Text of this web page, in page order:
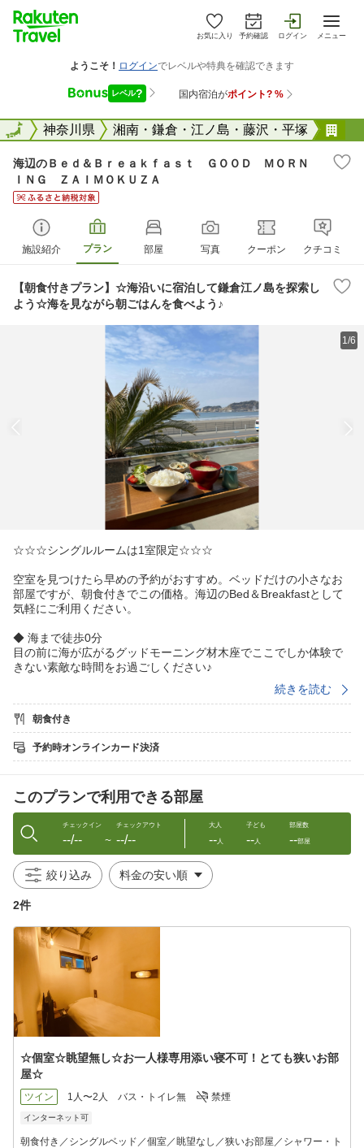
お気に入り 予約確認 ログイン メニュー
全国神奈川県 湘南・鎌倉・江ノ島・藤沢・平塚
全国
海辺のＢｅｄ＆Ｂｒｅａｋｆａｓｔ ＧＯＯＤ ＭＯＲＮ
ＩＮＧ ＺＡＩＭＯＫＵＺＡ
施設紹介 プラン 部屋 写真 クーポン クチコミ
【朝食付きプラン】☆海沿いに宿泊して鎌倉江ノ島を探索し
よう☆海を見ながら朝ごはんを食べよう♪
1/6
☆☆☆シングルルームは1室限定☆☆☆
空室を見つけたら早めの予約がおすすめ。ベッドだけの小さなお
部屋ですが、朝食付きでこの価格。海辺のBed＆Breakfastとして
気軽にご利用ください。
◆ 海まで徒歩0分
目の前に海が広がるグッドモーニング材木座でここでしか体験で
きない素敵な時間をお過ごしください♪
☆ 少し早めのチェックインで極上の夕陽に出会おう♪
☆ 海を見ながら美味しい料理や地元漁師の食材を堪能♪
☆ 早起き海散歩のあとは自慢の朝ごはんを食べよう♪
続きを読む
朝食付き
予約時オンラインカード決済
このプランで利用できる部屋
チェックイン
--/-- 〜
チェックアウト
--/--
大人
--人
子ども
--人
部屋数
--部屋
絞り込み
2件
☆個室☆眺望無し☆お一人様専用添い寝不可！とても狭いお部
屋☆
ツイン 1人〜2人 バス・トイレ無 禁煙
インターネット可
朝食付き／シングルベッド／個室／眺望なし／狭いお部屋／シャワー・ト